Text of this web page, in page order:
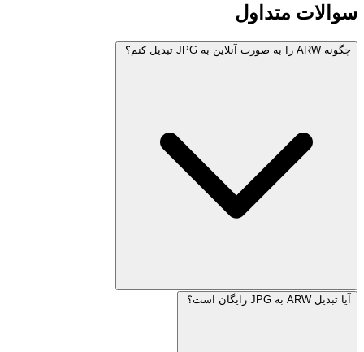
سوالات متداول
چگونه ARW را به صورت آنلاین به JPG تبدیل کنم؟
آیا تبدیل ARW به JPG رایگان است؟